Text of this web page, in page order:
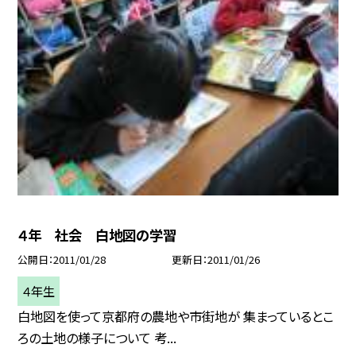
４年 社会 白地図の学習
公開日 2011/01/28 更新日 2011/01/26
４年生
白地図を使って京都府の農地や市街地が 集まっているとこ
ろの土地の様子について 考...